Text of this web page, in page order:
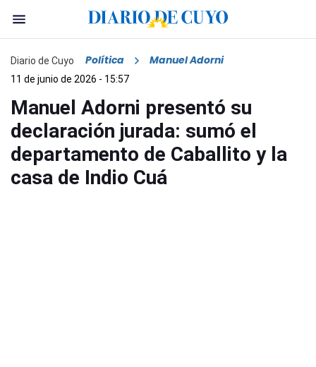
Diario de Cuyo Política Manuel Adorni
11 de junio de 2026 - 15:57
Manuel Adorni presentó su
declaración jurada: sumó el
departamento de Caballito y la
casa de Indio Cuá